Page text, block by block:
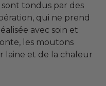
sont tondus par des
qui ne prend
avec soin et
les moutons
laine et de la chaleur